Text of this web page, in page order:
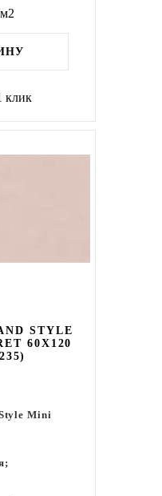
м2
клик
STYLE
60X120
Mini